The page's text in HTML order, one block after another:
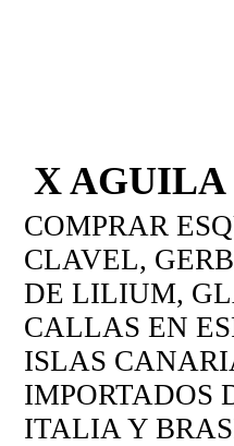
X AGUILA
COMPRAR
CLAVEL,
DE LILIUM,
CALLAS EN
ISLAS
IMPORTADOS
ITALIA Y